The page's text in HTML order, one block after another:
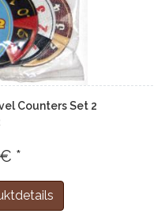
Counters Set 2
*